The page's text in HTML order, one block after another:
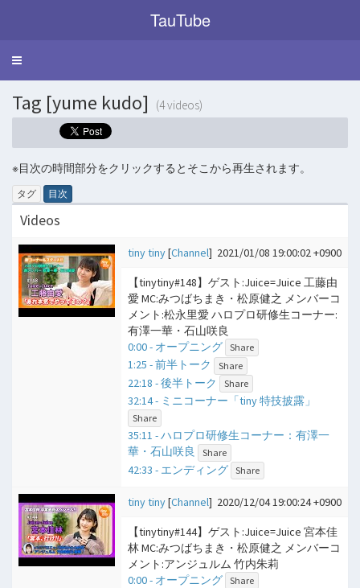
TauTube
Toggle
Tag [yume kudo] (4 videos)
※目次の時間部分をクリックするとそこから再生されます。
タグ 目次
Videos
tiny tiny[Channel] 2021/01/08 19:00:02 +0900
【tinytiny#148】ゲスト:Juice=Juice 工藤由
愛 MC:みつばちまき・松原健之 メンバーコ
メント:松永里愛 ハロプロ研修生コーナー:
有澤一華・石山咲良
0:00 - オープニング Share
1:25 - 前半トーク Share
22:18 - 後半トーク Share
32:14 - ミニコーナー「tiny 特技披露」
Share
35:11 - ハロプロ研修生コーナー：有澤一
華・石山咲良
Share
42:33 - エンディング Share
tiny tiny[Channel] 2020/12/04 19:00:24 +0900
【tinytiny#144】ゲスト:Juice=Juice 宮本佳
林 MC:みつばちまき・松原健之 メンバーコ
メント:アンジュルム 竹内朱莉
0:00 - オープニング Share